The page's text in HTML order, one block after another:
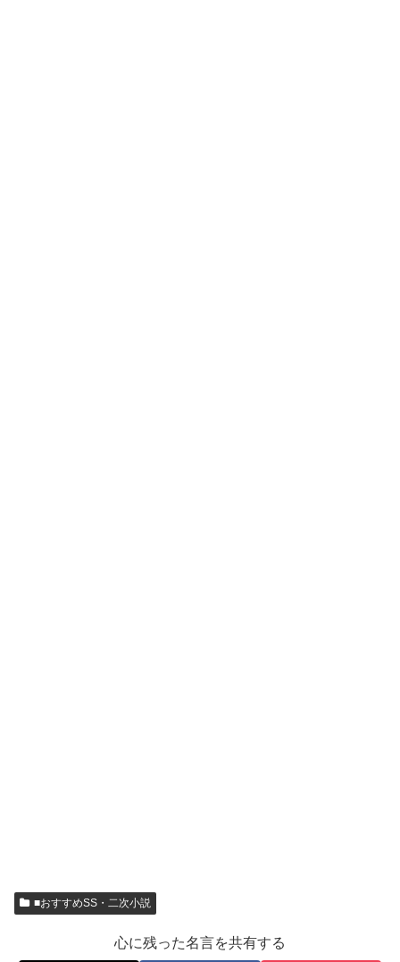
■おすすめSS・二次小説
心に残った名言を共有する